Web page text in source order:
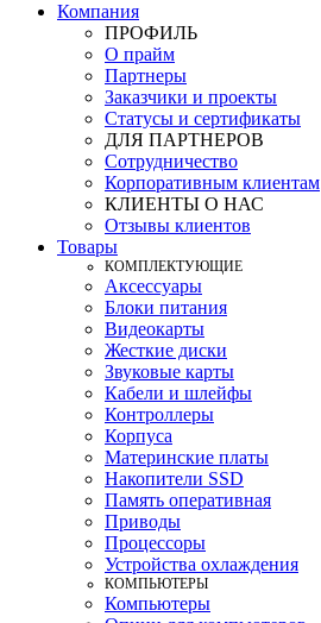
Компания
ПРОФИЛЬ
О прайм
Партнеры
Заказчики и проекты
Статусы и сертификаты
ДЛЯ ПАРТНЕРОВ
Сотрудничество
Корпоративным клиентам
КЛИЕНТЫ О НАС
Отзывы клиентов
Товары
КOМПЛЕКТУЮЩИЕ
Аксессуары
Блоки питания
Видеокарты
Жесткие диски
Звуковые карты
Кабели и шлейфы
Контроллеры
Корпуса
Материнские платы
Накопители SSD
Память оперативная
Приводы
Процессоры
Устройства охлаждения
КОМПЬЮТЕРЫ
Компьютеры